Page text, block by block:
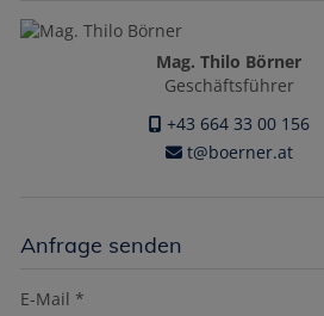
Mag. Thilo Börner
Geschäftsführer
+43 664 33 00 156
t@boerner.at
Anfrage senden
E-Mail